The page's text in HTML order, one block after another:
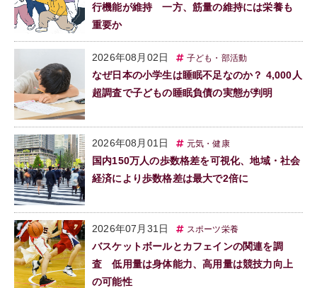
行機能が維持 一方、筋量の維持には栄養も
重要か
2026年08月02日 子ども・部活動
なぜ日本の小学生は睡眠不足なのか？ 4,000人
超調査で子どもの睡眠負債の実態が判明
2026年08月01日 元気・健康
国内150万人の歩数格差を可視化、地域・社会
経済により歩数格差は最大で2倍に
2026年07月31日 スポーツ栄養
バスケットボールとカフェインの関連を調
査 低用量は身体能力、高用量は競技力向上
の可能性